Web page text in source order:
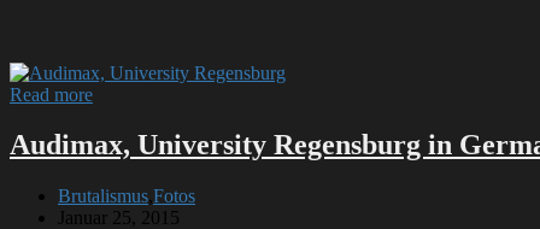
Read more
Audimax, University Regensburg in
Brutalismus,Fotos
Januar 25, 2015